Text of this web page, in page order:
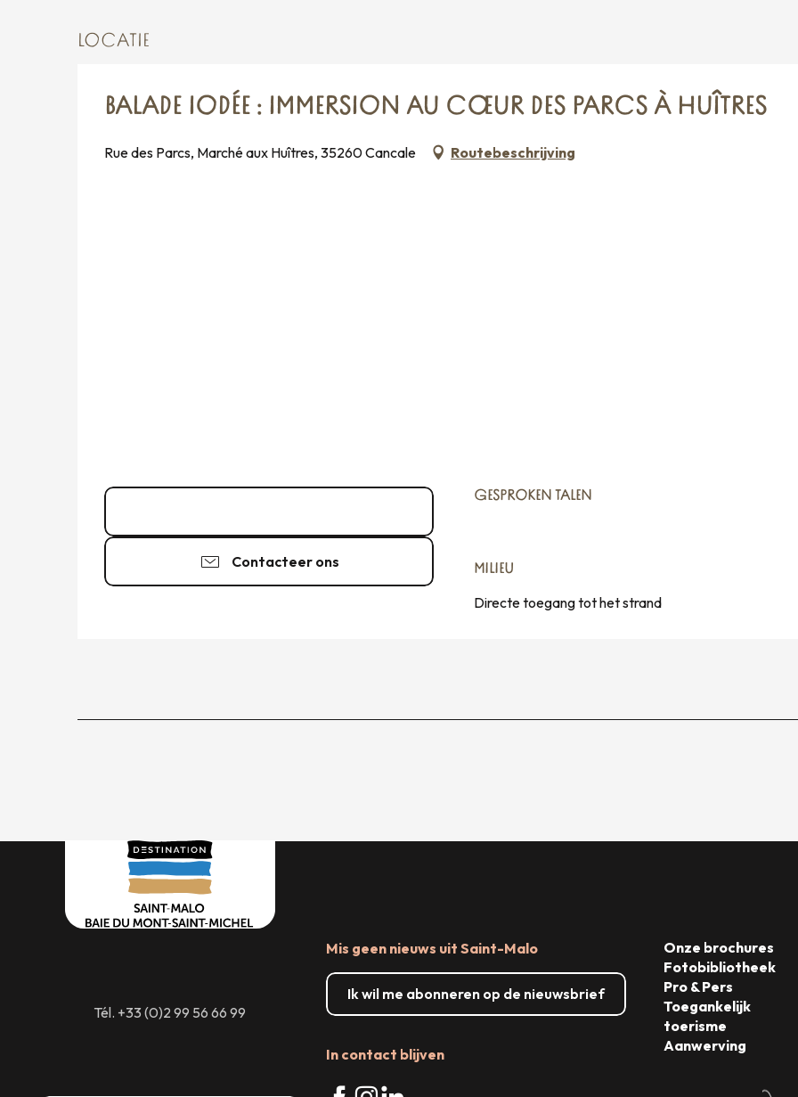
LOCATIE
BALADE IODÉE : IMMERSION AU CŒUR DES PARCS À HUÎTRES
Rue des Parcs, Marché aux Huîtres, 35260 Cancale Routebeschrijving
Contacteer ons
GESPROKEN TALEN
GESPROKEN TALEN
MILIEU
MILIEU
Directe toegang tot het strand
Tél. +33 (0)2 99 56 66 99
Mis geen nieuws uit Saint-Malo
Ik wil me abonneren op de nieuwsbrief
In contact blijven
Onze brochures
Fotobibliotheek
Pro & Pers
Toegankelijk
toerisme
Aanwerving